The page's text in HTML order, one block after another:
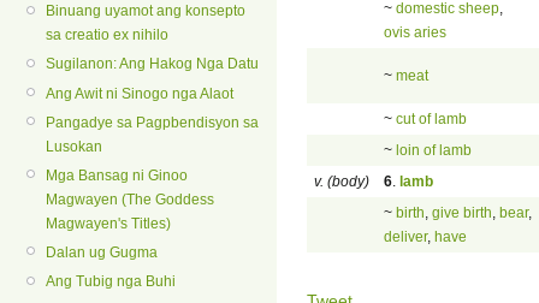
Binuang uyamot ang konsepto
sa creatio ex nihilo
Sugilanon: Ang Hakog Nga Datu
Ang Awit ni Sinogo nga Alaot
Pangadye sa Pagpbendisyon sa
Lusokan
Mga Bansag ni Ginoo
Magwayen (The Goddess
Magwayen's Titles)
Dalan ug Gugma
Ang Tubig nga Buhi
~ domestic sheep
ovis aries
~ meat
~ cut of lamb
~ loin of lamb
v. (body)
6 lamb
~ birth give birth bear,
deliver, have